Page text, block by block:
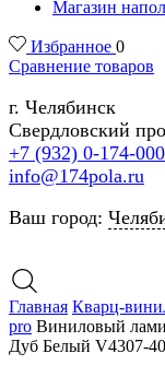
Магазин
Избранное 0
Сравнение товаров
г. Челябинск
Свердловский
+7 (932) 0-174-000
info@174pola.ru
Ваш город:
Главная Кварц-
pro Виниловый
Дуб Белый V4307-